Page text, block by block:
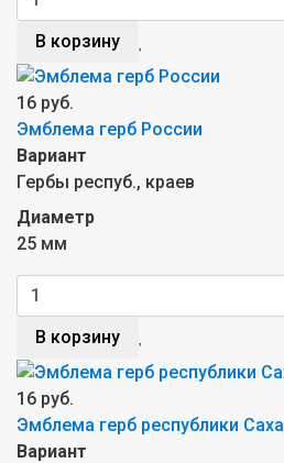
В корзину
16 руб.
Эмблема герб России
Вариант
Гербы респуб., краев
Диаметр
25 мм
В корзину
16 руб.
Эмблема герб республики Саха
Вариант